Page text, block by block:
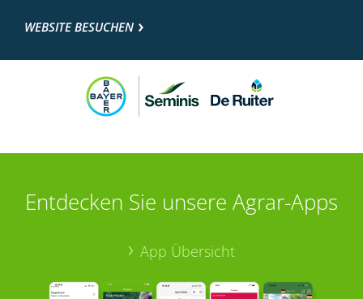
WEBSITE BESUCHEN
Entdecken Sie unsere Agrar-Apps
App Übersicht